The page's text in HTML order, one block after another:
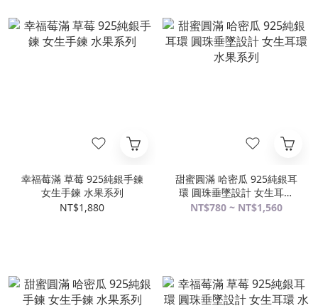
幸福莓滿 草莓 925純銀手鍊
女生手鍊 水果系列
NT$1,880
甜蜜圓滿 哈密瓜 925純銀耳
環 圓珠垂墜設計 女生耳環
水果系列
NT$780 ~ NT$1,560